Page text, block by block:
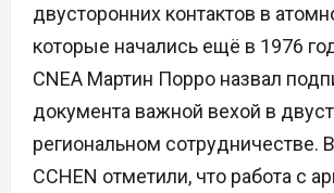
двусторонних контактов в
которые начались ещё в 1976
CNEA Мартин Порро назвал
документа важной вехой в
региональном сотрудничестве.
CCHEN отметили, что работа с